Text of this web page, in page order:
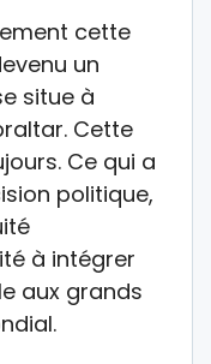
cette
un
situe à
Cette
Ce qui a
politique,
à intégrer
aux grands